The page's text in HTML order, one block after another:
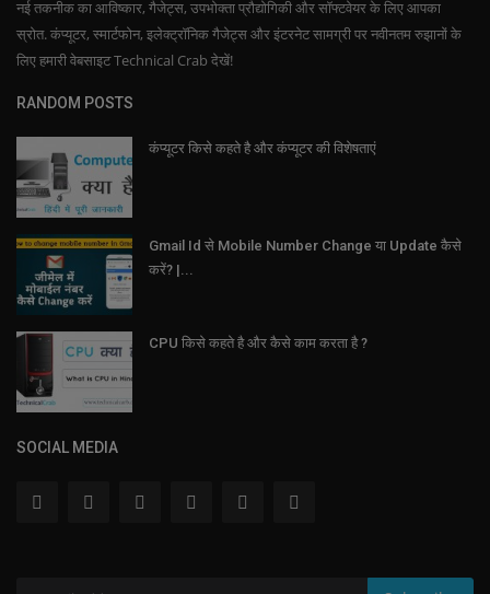
नई तकनीक का आविष्कार, गैजेट्स, उपभोक्ता प्रौद्योगिकी और सॉफ्टवेयर के लिए आपका
स्रोत. कंप्यूटर, स्मार्टफोन, इलेक्ट्रॉनिक गैजेट्स और इंटरनेट सामग्री पर नवीनतम रुझानों के
लिए हमारी वेबसाइट Technical Crab देखें!
RANDOM POSTS
कंप्यूटर किसे कहते है और कंप्यूटर की विशेषताएं
Gmail Id से Mobile Number Change या Update कैसे
करें? |...
CPU किसे कहते है और कैसे काम करता है ?
SOCIAL MEDIA